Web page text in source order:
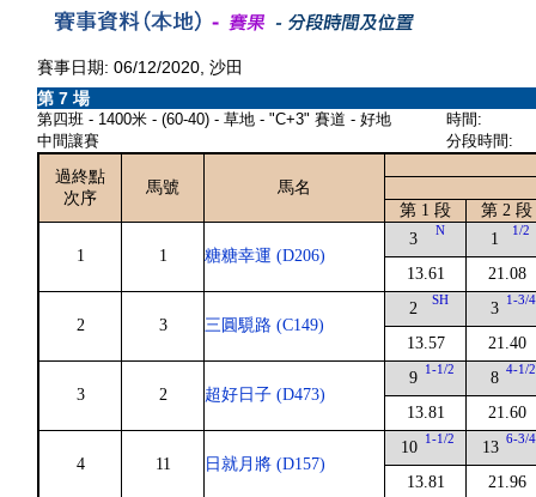
賽事日期: 06/12/2020, 沙田
第 7 場
第四班 - 1400米 - (60-40) - 草地 - "C+3" 賽道 - 好地
中間讓賽
時間:
分段時間:
過終點
次序
馬號
馬名
第 1 段
第 2 段
1 1 糖糖幸運 (D206)
3 N
13.61
1 1/2
21.08
2 3 三圓䮭路 (C149)
2 SH
13.57
3 1-3/4
21.40
3 2 超好日子 (D473)
9 1-1/2
13.81
8 4-1/2
21.60
4 11 日就月將 (D157)
10 1-1/2
13.81
13 6-3/4
21.96